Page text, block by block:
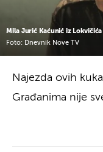
Mila Jurić Kaćunić iz Lokvičića
Foto: Dnevnik Nove TV
Najezda ovih
Građanima nije